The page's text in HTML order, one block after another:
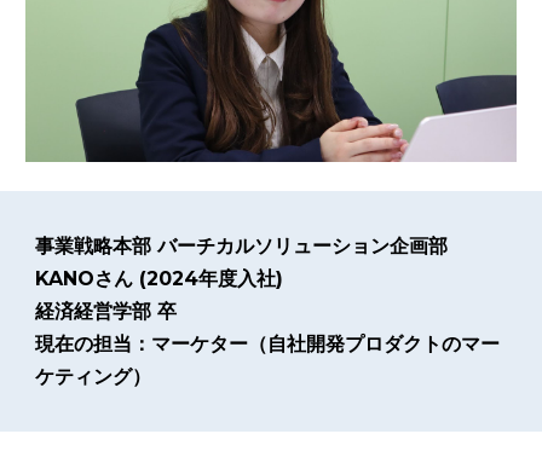
事業戦略本部 バーチカルソリューション企画部
KANOさん (2024年度入社)
経済経営学部 卒
現在の担当：マーケター（自社開発プロダクトのマー
ケティング）